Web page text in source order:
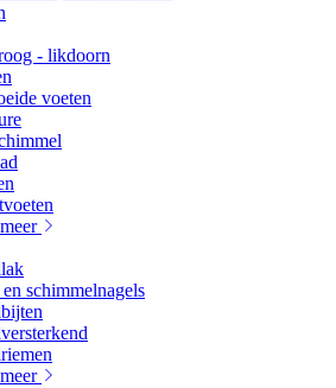
- likdoorn
voeten
schimmelnagels